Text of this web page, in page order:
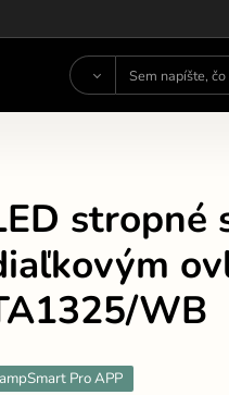
stropné
WB
Pro APP